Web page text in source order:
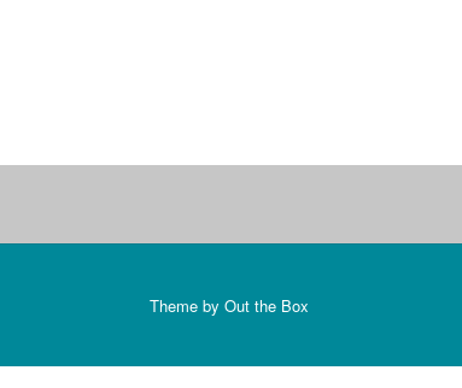
Theme by Out the Box